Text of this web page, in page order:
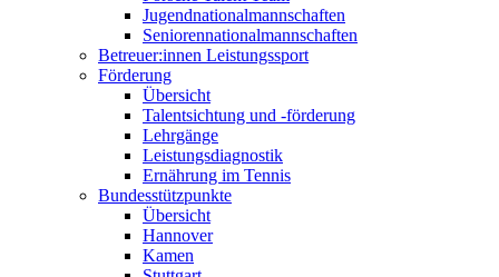
Jugendnationalmannschaften
Seniorennationalmannschaften
Betreuer:innen Leistungssport
Förderung
Übersicht
Talentsichtung und -förderung
Lehrgänge
Leistungsdiagnostik
Ernährung im Tennis
Bundesstützpunkte
Übersicht
Hannover
Kamen